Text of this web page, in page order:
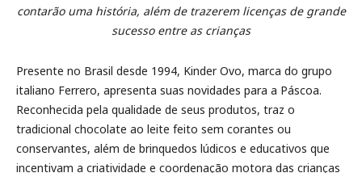
contarão uma história, além de trazerem licenças de grande
sucesso entre as crianças
Presente no Brasil desde 1994, Kinder Ovo, marca do grupo
italiano Ferrero, apresenta suas novidades para a Páscoa.
Reconhecida pela qualidade de seus produtos, traz o
tradicional chocolate ao leite feito sem corantes ou
conservantes, além de brinquedos lúdicos e educativos que
incentivam a criatividade e coordenação motora das crianças